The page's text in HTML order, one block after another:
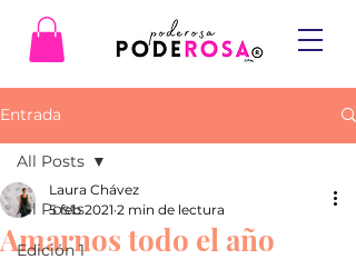
Entrada
All Posts
Edición 1
All Posts
Amarnos todo el año
Laura Chávez
5 feb 2021 2 min de lectura